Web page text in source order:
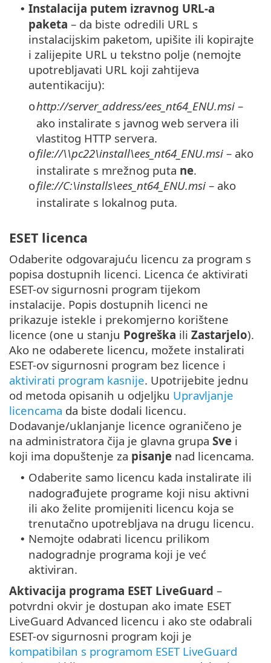
• Instalacija putem izravnog URL-a
paketa – da biste odredili URL s
instalacijskim paketom, upišite ili kopirajte
i zalijepite URL u tekstno polje (nemojte
upotrebljavati URL koji zahtijeva
autentikaciju):
ohttp://server_address/ees_nt64_ENU.msi –
ako instalirate s javnog web servera ili
vlastitog HTTP servera.
ofile://\\pc22\install\ees_nt64_ENU.msi – ako
instalirate s mrežnog puta ne.
ofile://C:\installs\ees_nt64_ENU.msi – ako
instalirate s lokalnog puta.
ESET licenca
Odaberite odgovarajuću licencu za program s
popisa dostupnih licenci. Licenca će aktivirati
ESET-ov sigurnosni program tijekom
instalacije. Popis dostupnih licenci ne
prikazuje istekle i prekomjerno korištene
licence (one u stanju Pogreška ili Zastarjelo).
Ako ne odaberete licencu, možete instalirati
ESET-ov sigurnosni program bez licence i
aktivirati program kasnije. Upotrijebite jednu
od metoda opisanih u odjeljku Upravljanje
licencama da biste dodali licencu.
Dodavanje/uklanjanje licence ograničeno je
na administratora čija je glavna grupa Sve i
koji ima dopuštenje za pisanje nad licencama.
• Odaberite samo licencu kada instalirate ili
nadograđujete programe koji nisu aktivni
ili ako želite promijeniti licencu koja se
trenutačno upotrebljava na drugu licencu.
• Nemojte odabrati licencu prilikom
nadogradnje programa koji je već
aktiviran.
Aktivacija programa ESET LiveGuard –
potvrdni okvir je dostupan ako imate ESET
LiveGuard Advanced licencu i ako ste odabrali
ESET-ov sigurnosni program koji je
kompatibilan s programom ESET LiveGuard